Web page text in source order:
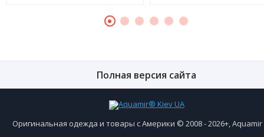
Полная версия сайта
Оригинальная одежда и товары с Америки © 2008 - 2026+,